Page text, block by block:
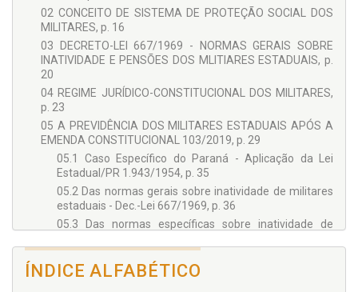
02 CONCEITO DE SISTEMA DE PROTEÇÃO SOCIAL DOS
MILITARES, p. 16
03 DECRETO-LEI 667/1969 - NORMAS GERAIS SOBRE
INATIVIDADE E PENSÕES DOS MLITIARES ESTADUAIS, p.
20
04 REGIME JURÍDICO-CONSTITUCIONAL DOS MILITARES,
p. 23
05 A PREVIDÊNCIA DOS MILITARES ESTADUAIS APÓS A
EMENDA CONSTITUCIONAL 103/2019, p. 29
05.1 Caso Específico do Paraná - Aplicação da Lei
Estadual/PR 1.943/1954, p. 35
05.2 Das normas gerais sobre inatividade de militares
estaduais - Dec.-Lei 667/1969, p. 36
05.3 Das normas específicas sobre inatividade de
1.943/1954, p. 38
05.4 Reforma por idade na PMPR, p. 43
ÍNDICE ALFABÉTICO